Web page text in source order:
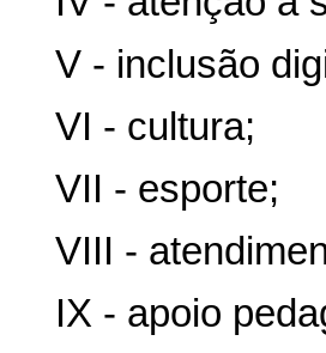
V - inclusão
VI - cultura;
VII - esporte;
VIII -
IX - apoio